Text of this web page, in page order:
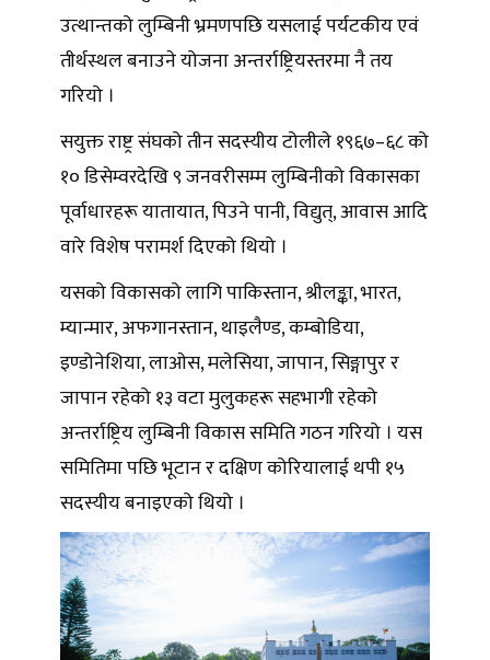
उत्थान्तको लुम्बिनी भ्रमणपछि यसलाई पर्यटकीय एवं
तीर्थस्थल बनाउने योजना अन्तर्राष्ट्रियस्तरमा नै तय
गरियो ।
सयुक्त राष्ट्र संघको तीन सदस्यीय टोलीले १९६७–६८ को
१० डिसेम्वरदेखि ९ जनवरीसम्म लुम्बिनीको विकासका
पूर्वाधारहरू यातायात, पिउने पानी, विद्युत्, आवास आदि
वारे विशेष परामर्श दिएको थियो ।
यसको विकासको लागि पाकिस्तान, श्रीलङ्का, भारत,
म्यान्मार, अफगानस्तान, थाइलैण्ड, कम्बोडिया,
इण्डोनेशिया, लाओस, मलेसिया, जापान, सिङ्गापुर र
जापान रहेको १३ वटा मुलुकहरू सहभागी रहेको
अन्तर्राष्ट्रिय लुम्बिनी विकास समिति गठन गरियो । यस
समितिमा पछि भूटान र दक्षिण कोरियालाई थपी १५
सदस्यीय बनाइएको थियो ।